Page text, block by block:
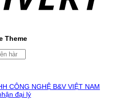
Theme
CÔNG NGHỆ B&V VIỆT NAM
đại lý